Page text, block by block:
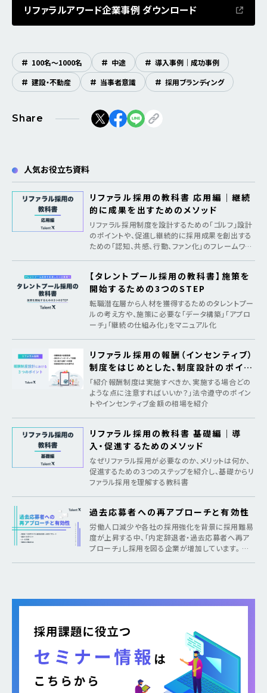
リファラルアワード企業事例 ダウンロード
# 100名～1000名 # 中途 # 導入事例｜成功事例
# 建設・不動産 # 当事者意識 # 採用ブランディング
Share
人気お役立ち資料
リファラル採用の教科書 応用編｜継続
的に成果を出すためのメソッド
リファラル採用制度を設計するための「ゴルフ」設計
のポイントや、促進し継続的に採用成果を創出する
ための「認知、共感、行動、ファン化」のフレームワー
【タレントプール採用の教科書】施策を
開始するための3つのSTEP
転職潜在層から人材を獲得するためのタレントプー
ルの考え方や、施策に必要な「データ構築」「アプロ
ーチ」「継続の仕組み化」をマニュアル化
リファラル採用の報酬（インセンティブ）
制度をはじめとした、制度設計のポイン
ト
「紹介報酬制度は実施すべきか、実施する場合どの
ような点に注意すればいいか？」法令遵守のポイン
トやインセンティブ金額の相場を紹介
リファラル採用の教科書 基礎編｜導
入・促進するためのメソッド
なぜリファラル採用が必要なのか、メリットは何か、
促進するための３つのステップを紹介し、基礎からリ
ファラル採用を理解する教科書
過去応募者への再アプローチと有効性
労働人口減少や各社の採用強化を背景に採用難易
度が上昇する中、「内定辞退者・過去応募者へ再ア
プローチ」し採用を図る企業が増加しています。 そ